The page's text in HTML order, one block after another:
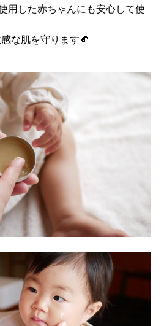
用した赤ちゃんにも安心して使
な肌を守ります🍂